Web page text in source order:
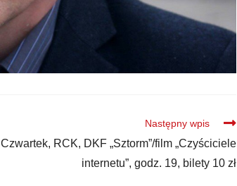
Następny wpis
Czwartek, RCK, DKF „Sztorm”/film „Czyściciele
internetu”, godz. 19, bilety 10 zł